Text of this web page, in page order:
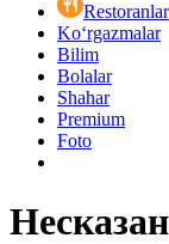
Restoranlar
Ko‘rgazmalar
Bilim
Bolalar
Shahar
Premium
Foto